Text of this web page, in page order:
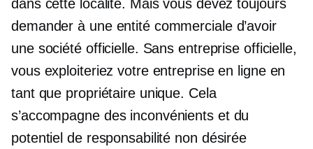
dans cette localité. Mais vous devez toujours
demander à une entité commerciale d’avoir
une société officielle. Sans entreprise officielle,
vous exploiteriez votre entreprise en ligne en
tant que propriétaire unique. Cela
s’accompagne des inconvénients et du
potentiel de responsabilité non désirée